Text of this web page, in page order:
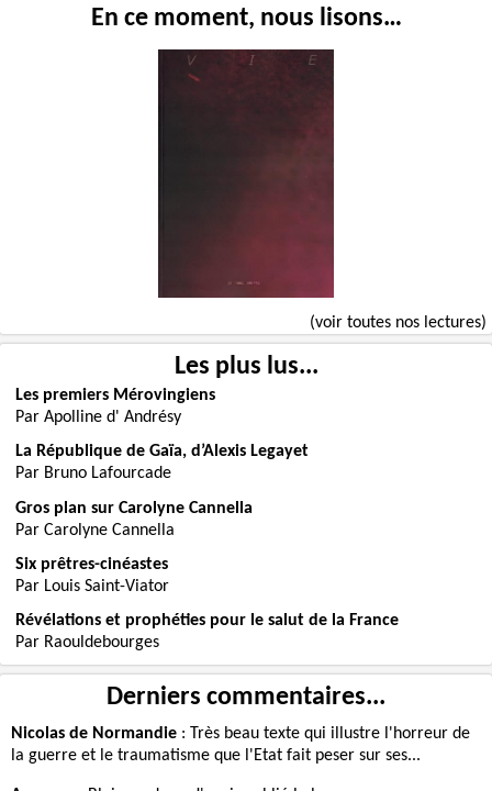
En ce moment, nous lisons…
(voir toutes nos lectures)
Les plus lus...
Les premiers Mérovingiens
Par Apolline d' Andrésy
La République de Gaïa, d’Alexis Legayet
Par Bruno Lafourcade
Gros plan sur Carolyne Cannella
Par Carolyne Cannella
Six prêtres-cinéastes
Par Louis Saint-Viator
Révélations et prophéties pour le salut de la France
Par Raouldebourges
Derniers commentaires...
Nicolas de Normandie: Très beau texte qui illustre l'horreur de
la guerre et le traumatisme que l'Etat fait peser sur ses...